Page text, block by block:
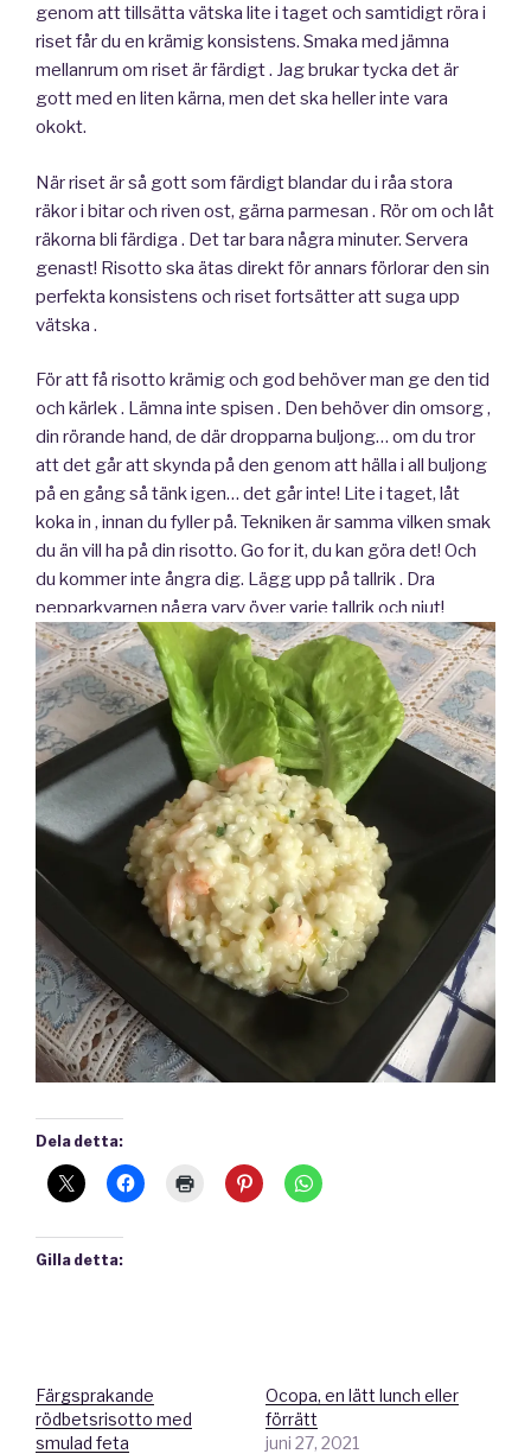
genom att tillsätta vätska lite i taget och samtidigt röra i
riset får du en krämig konsistens. Smaka med jämna
mellanrum om riset är färdigt . Jag brukar tycka det är
gott med en liten kärna, men det ska heller inte vara
okokt.
När riset är så gott som färdigt blandar du i råa stora
räkor i bitar och riven ost, gärna parmesan . Rör om och låt
räkorna bli färdiga . Det tar bara några minuter. Servera
genast! Risotto ska ätas direkt för annars förlorar den sin
perfekta konsistens och riset fortsätter att suga upp
vätska .
För att få risotto krämig och god behöver man ge den tid
och kärlek . Lämna inte spisen . Den behöver din omsorg ,
din rörande hand, de där dropparna buljong… om du tror
att det går att skynda på den genom att hälla i all buljong
på en gång så tänk igen… det går inte! Lite i taget, låt
koka in , innan du fyller på. Tekniken är samma vilken smak
du än vill ha på din risotto. Go for it, du kan göra det! Och
du kommer inte ångra dig. Lägg upp på tallrik . Dra
pepparkvarnen några varv över varje tallrik och njut!
Dela detta:
Gilla detta:
Färgsprakande
rödbetsrisotto med
smulad feta
Ocopa, en lätt lunch eller
förrätt
juni 27, 2021